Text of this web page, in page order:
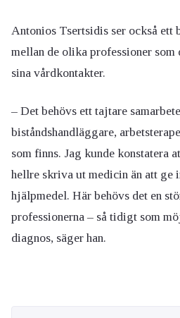
Antonios Tsertsidis ser också ett
mellan de olika professioner som
sina vårdkontakter.
– Det behövs ett tajtare
biståndshandläggare,
som finns. Jag kunde konstatera
hellre skriva ut medicin än att
hjälpmedel. Här behövs det en
professionerna – så tidigt som
diagnos, säger han.